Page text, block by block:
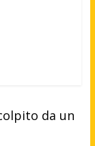
da un